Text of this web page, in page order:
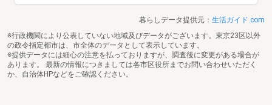
暮らしデータ提供元： 生活ガイド.com
※行政機関により公表していない地域及びデータがございます。東京23区以外
の政令指定都市は、市全体のデータとして表示しています。
※提供データには細心の注意を払っておりますが、調査後に変更がある場合が
あります。 最新の情報につきましては各市区役所までお問い合わせいただく
か、自治体HPなどをご確認ください。